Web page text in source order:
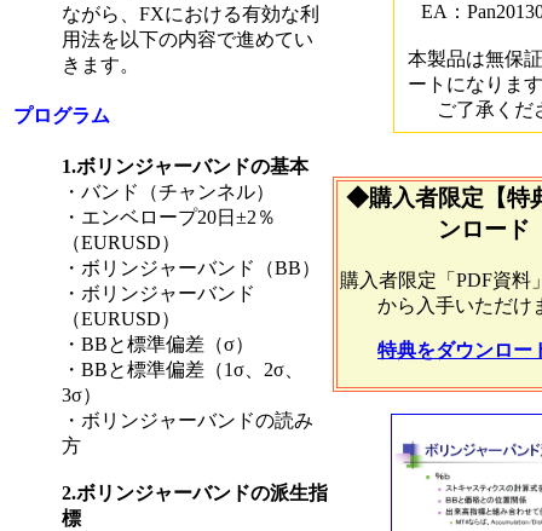
ながら、FXにおける有効な利
用法を以下の内容で進めてい
きます。
プログラム
1.ボリンジャーバンドの基本
・バンド（チャンネル）
・エンベロープ20日±2％
（EURUSD）
・ボリンジャーバンド（BB）
・ボリンジャーバンド
（EURUSD）
・BBと標準偏差（σ）
・BBと標準偏差（1σ、2σ、
3σ）
・ボリンジャーバンドの読み
方
2.ボリンジャーバンドの派生指
標
EA：
本製品は無保
ートになりま
ご了承くだ
◆購入者限定【特
ンロード
購入者限定「PDF資料
から入手いただけ
特典をダウンロー